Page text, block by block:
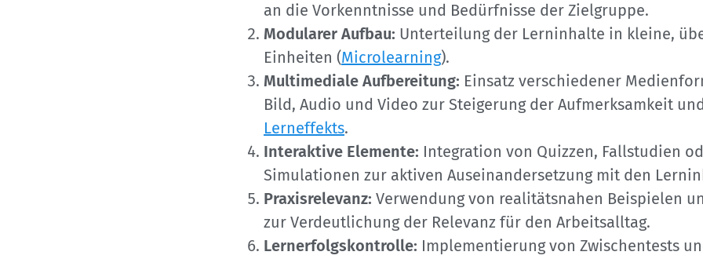
an die Vorkenntnisse und Bedürfnisse der Zielgruppe.
Modularer Aufbau: Unterteilung der Lerninhalte in kleine,
Einheiten (Microlearning).
Multimediale Aufbereitung: Einsatz verschiedener
Bild, Audio und Video zur Steigerung der Aufmerksamkeit
Lerneffekts.
Interaktive Elemente: Integration von Quizzen, Fallstudien
Simulationen zur aktiven Auseinandersetzung mit den
Praxisrelevanz: Verwendung von realitätsnahen Beispielen
zur Verdeutlichung der Relevanz für den Arbeitsalltag.
Lernerfolgskontrolle: Implementierung von Zwischentests